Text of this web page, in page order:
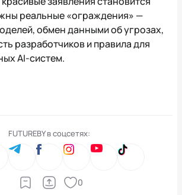
реальные «ограждения» —
обмен данными об угрозах,
разработчиков и правила для
AI-систем.
FUTUREBY в соцсетях:
0